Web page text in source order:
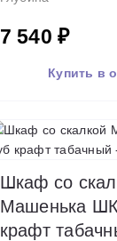
7 540 ₽
Купить в
Шкаф со
Машенька
крафт